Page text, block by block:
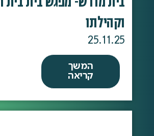
וקהילתו
25.11.25
המשך
קריאה